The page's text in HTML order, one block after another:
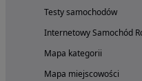
Testy samochodów
Internetowy Samochód
Mapa kategorii
Mapa miejscowości